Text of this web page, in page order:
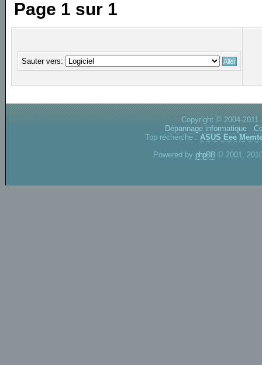
Page 1 sur 1
Sauter vers:
Copyright © 2004-
Dépannage informatique -
Top recherche : ASUS Eee
Powered by phpBB © 2001,